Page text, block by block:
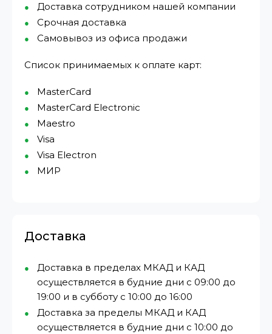
Доставка сотрудником нашей компании
Срочная доставка
Самовывоз из офиса продажи
Список принимаемых к оплате карт:
MasterCard
MasterCard Electronic
Maestro
Visa
Visa Electron
МИР⁠
Доставка
Доставка в пределах МКАД и КАД
осуществляется в будние дни с 09:00 до
19:00 и в субботу с 10:00 до 16:00
Доставка за пределы МКАД и КАД
осуществляется в будние дни с 10:00 до